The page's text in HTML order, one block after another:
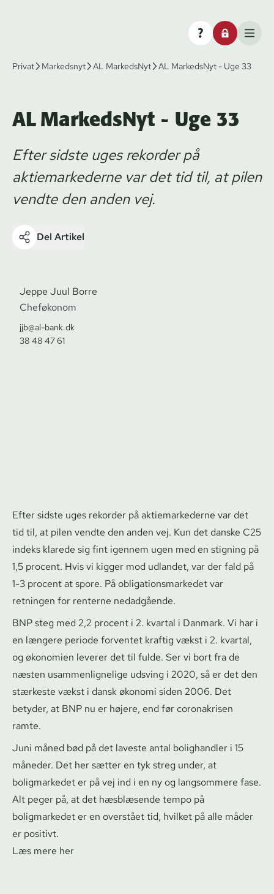
Privat Markedsnyt AL MarkedsNyt AL MarkedsNyt - Uge 33
AL MarkedsNyt - Uge 33
Efter sidste uges rekorder på
aktiemarkederne var det tid til, at pilen
vendte den anden vej.
Del Artikel
Jeppe Juul Borre
Cheføkonom
jjb@al-bank.dk
38 48 47 61
Efter sidste uges rekorder på ak­tie­mar­ke­der­ne var det
tid til, at pilen vendte den anden vej. Kun det danske C25
indeks klarede sig fint igennem ugen med en stigning på
1,5 procent. Hvis vi kigger mod udlandet, var der fald på
1-3 procent at spore. På ob­liga­tions­mar­ke­det var
retningen for renterne nedadgående.
BNP steg med 2,2 procent i 2. kvartal i Danmark. Vi har i
en længere periode forventet kraftig vækst i 2. kvartal,
og økonomien leverer det til fulde. Ser vi bort fra de
næsten us­am­men­lig­ne­li­ge udsving i 2020, så er det den
stærkeste vækst i dansk økonomi siden 2006. Det
betyder, at BNP nu er højere, end før coronakrisen
ramte.
Juni måned bød på det laveste antal bolighandler i 15
måneder. Det her sætter en tyk streg under, at
boligmarkedet er på vej ind i en ny og langsommere fase.
Alt peger på, at det hæsblæsende tempo på
boligmarkedet er en overstået tid, hvilket på alle måder
er positivt.
Læs mere her